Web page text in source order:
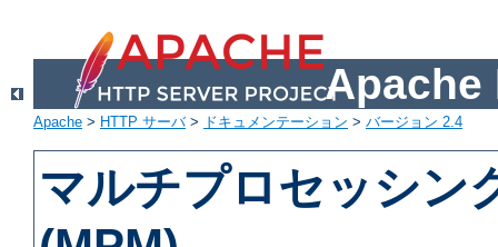
Apache
Apache > HTTP サーバ> ドキュメンテーション > バージョン 2.4
マルチプロセッシン